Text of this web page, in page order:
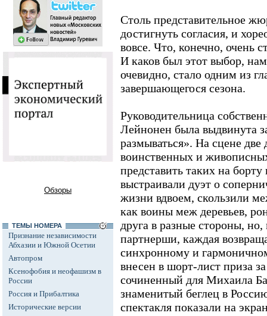
Обзоры
ТЕМЫ НОМЕРА
Признание независимости
Абхазии и Южной Осетии
Автопром
Ксенофобия и неофашизм в
России
Россия и Прибалтика
Исторические версии
Столь представительное
достигнуть согласия, и
вовсе. Что, конечно, очень
И каков был этот выбор,
очевидно, стало одним из
завершающегося сезона.
Руководительница
Лейнонен была выдвинута
размываться». На сцене две
воинственных и
представить таких на борту
выстраивали дуэт о
жизни вдвоем, скользили
как воины меж деревьев,
друга в разные стороны,
партнерши, каждая
синхронному и
внесен в шорт-лист приза
сочиненный для Михаила
знаменитый беглец в
спектакля показали на